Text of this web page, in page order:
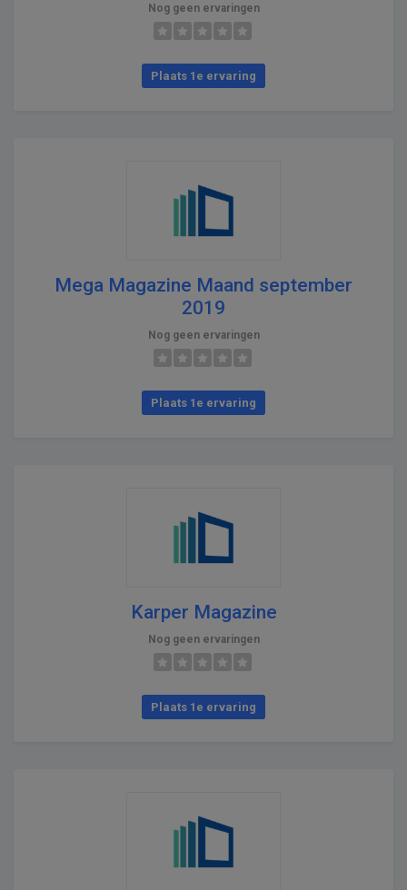
Nog geen ervaringen
Plaats 1e ervaring
Mega Magazine Maand september
2019
Nog geen ervaringen
Plaats 1e ervaring
Karper Magazine
Nog geen ervaringen
Plaats 1e ervaring